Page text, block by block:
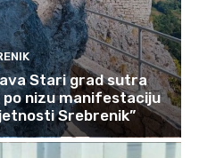
Stari grad sutra
po nizu manifestaciju
Srebrenik”